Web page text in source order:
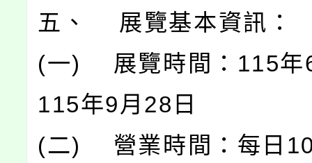
五、 展覽基本資訊：
(一) 展覽時間：115年
115年9月28日
(二) 營業時間：每日